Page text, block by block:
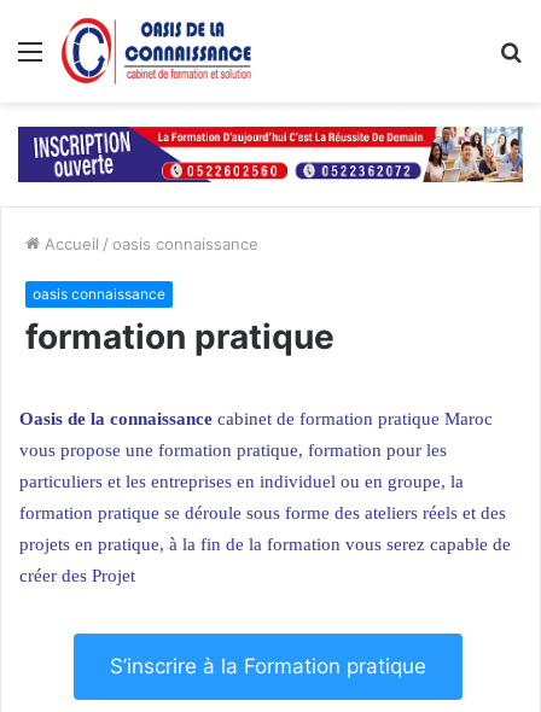
Menu
Accueil / oasis connaissance
oasis connaissance
formation pratique
Oasis de la connaissance cabinet de formation pratique Maroc
vous propose une formation pratique, formation pour les
particuliers et les entreprises en individuel ou en groupe, la
formation pratique se déroule sous forme des ateliers réels et des
projets en pratique, à la fin de la formation vous serez capable de
créer des Projet
S’inscrire à la Formation pratique